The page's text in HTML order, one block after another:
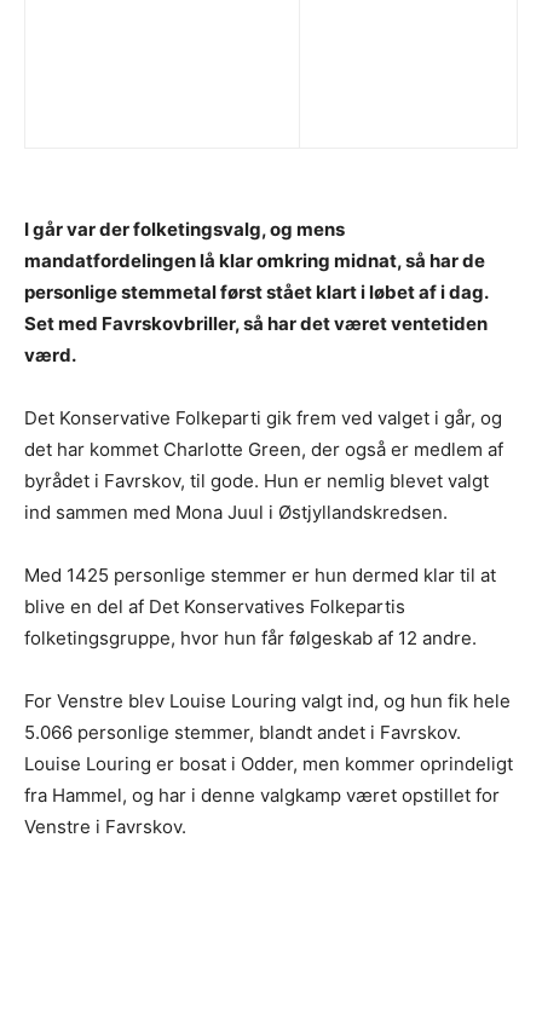
I går var der folketingsvalg, og mens
mandatfordelingen lå klar omkring midnat, så har de
personlige stemmetal først stået klart i løbet af i dag.
Set med Favrskovbriller, så har det været ventetiden
værd.
Det Konservative Folkeparti gik frem ved valget i går, og
det har kommet Charlotte Green, der også er medlem af
byrådet i Favrskov, til gode. Hun er nemlig blevet valgt
ind sammen med Mona Juul i Østjyllandskredsen.
Med 1425 personlige stemmer er hun dermed klar til at
blive en del af Det Konservatives Folkepartis
folketingsgruppe, hvor hun får følgeskab af 12 andre.
For Venstre blev Louise Louring valgt ind, og hun fik hele
5.066 personlige stemmer, blandt andet i Favrskov.
Louise Louring er bosat i Odder, men kommer oprindeligt
fra Hammel, og har i denne valgkamp været opstillet for
Venstre i Favrskov.